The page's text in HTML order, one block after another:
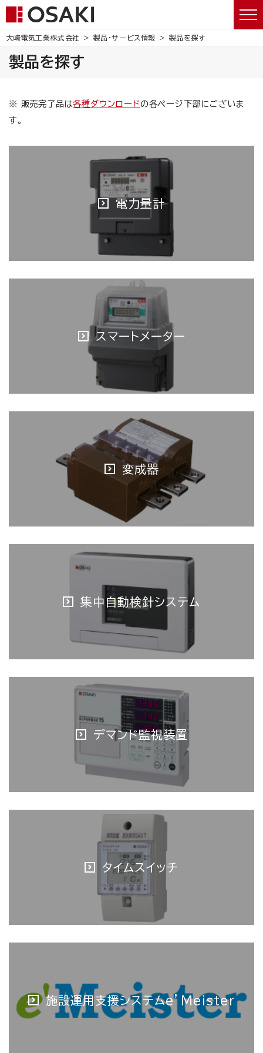
大崎電気工業株式会社 製品・サービス情報 製品を探す
製品を探す
※ 販売完了品は各種ダウンロード の各ページ下部にございま
す。
電力量計
スマートメーター
変成器
集中自動検針システム
デマンド監視装置
タイムスイッチ
施設運用支援システムe’Meister